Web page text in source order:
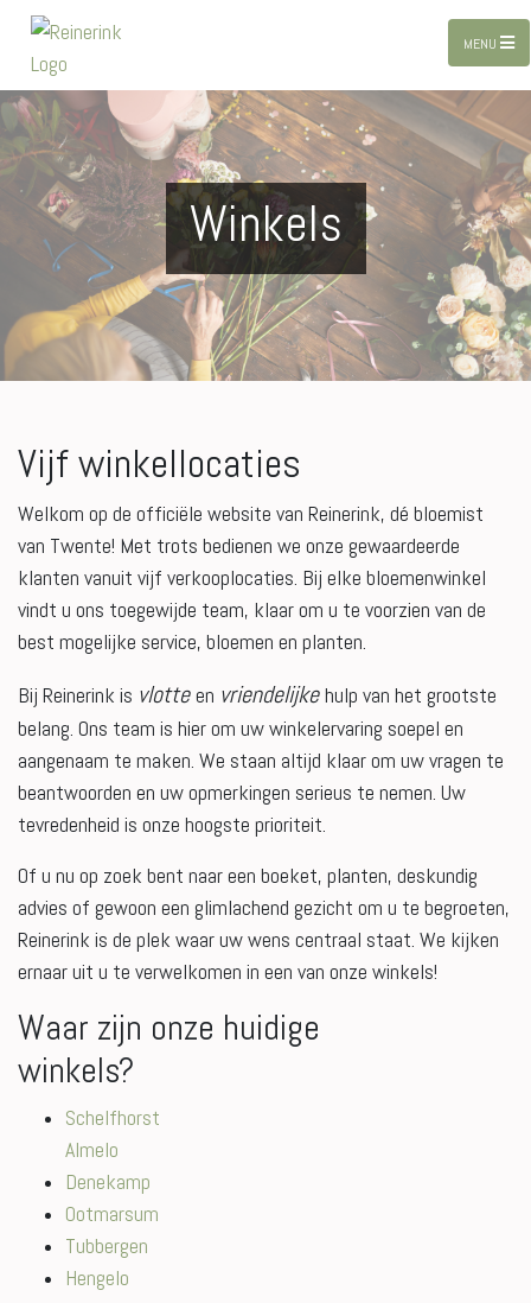
MENU
Winkels
Vijf winkellocaties
Welkom op de officiële website van Reinerink, dé bloemist
van Twente! Met trots bedienen we onze gewaardeerde
klanten vanuit vijf verkooplocaties. Bij elke bloemenwinkel
vindt u ons toegewijde team, klaar om u te voorzien van de
best mogelijke service, bloemen en planten.
Bij Reinerink is vlotteen vriendelijkehulp van het grootste
belang. Ons team is hier om uw winkelervaring soepel en
aangenaam te maken. We staan altijd klaar om uw vragen te
beantwoorden en uw opmerkingen serieus te nemen. Uw
tevredenheid is onze hoogste prioriteit.
Of u nu op zoek bent naar een boeket, planten, deskundig
advies of gewoon een glimlachend gezicht om u te begroeten,
Reinerink is de plek waar uw wens centraal staat. We kijken
ernaar uit u te verwelkomen in een van onze winkels!
Waar zijn onze huidige
winkels?
Schelfhorst
Almelo
Denekamp
Ootmarsum
Tubbergen
Hengelo